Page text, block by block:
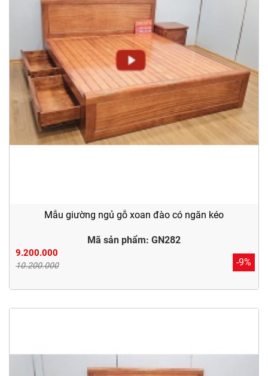
Mẫu giường ngủ gỗ xoan đào có ngăn kéo
Mã sản phẩm: GN282
9.200.000
10.200.000 -9%